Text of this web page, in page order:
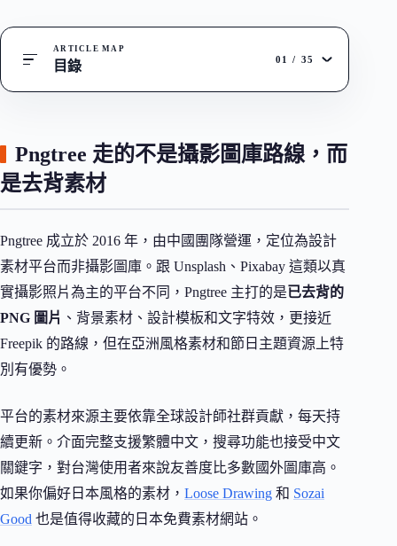
ARTICLE MAP
目錄 01 / 35
Pngtree 走的不是攝影圖庫路線，而
是去背素材
Pngtree 成立於 2016 年，由中國團隊營運，定位為設計
素材平台而非攝影圖庫。跟 Unsplash、Pixabay 這類以真
實攝影照片為主的平台不同，Pngtree 主打的是已去背的
PNG 圖片 、背景素材、設計模板和文字特效，更接近
Freepik 的路線，但在亞洲風格素材和節日主題資源上特
別有優勢。
平台的素材來源主要依靠全球設計師社群貢獻，每天持
續更新。介面完整支援繁體中文，搜尋功能也接受中文
關鍵字，對台灣使用者來說友善度比多數國外圖庫高。
如果你偏好日本風格的素材， Loose Drawing 和 Sozai
Good 也是值得收藏的日本免費素材網站。